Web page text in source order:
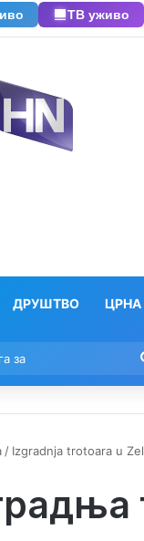
ТВ уживо
ДРУШТВО ЦРНА
текстови
/ Izgradnja trotoara u